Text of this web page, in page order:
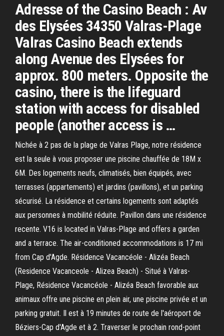
Adresse of the Casino Beach : Av
des Elysées 34350 Valras-Plage
Valras Casino Beach extends
along Avenue des Elysées for
approx. 800 meters. Opposite the
casino, there is the lifeguard
station with access for disabled
people (another access is …
Nichée à 2 pas de la plage de Valras Plage, notre résidence
est la seule à vous proposer une piscine chauffée de 18M x
6M. Des logements neufs, climatisés, bien équipés, avec
terrasses (appartements) et jardins (pavillons), et un parking
sécurisé. La résidence et certains logements sont adaptés
aux personnes à mobilité réduite. Pavillon dans une résidence
recente. V16 is located in Valras-Plage and offers a garden
and a terrace. The air-conditioned accommodations is 17 mi
from Cap d'Agde. Résidence Vacancéole - Alizéa Beach
(Residence Vacanceole - Alizea Beach) - Situé à Valras-
Plage, Résidence Vacancéole - Alizéa Beach favorable aux
animaux offre une piscine en plein air, une piscine privée et un
parking gratuit. Il est à 19 minutes de route de l'aéroport de
Béziers-Cap d'Agde et à 2. Traverser le prochain rond-point